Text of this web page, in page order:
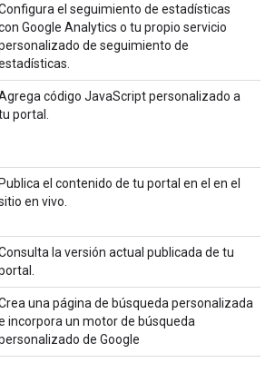
el seguimiento de estadísticas
Google Analytics o tu propio servicio
de seguimiento de
código JavaScript personalizado a
portal.
Publica el contenido de tu portal en el en el
en vivo.
la versión actual publicada de tu
una página de búsqueda personalizada
incorpora un motor de búsqueda
de Google